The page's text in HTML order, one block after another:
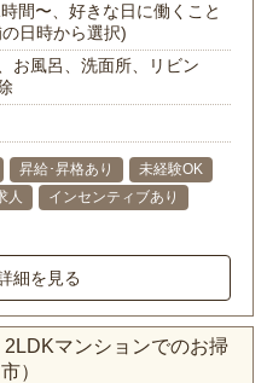
間〜、好きな日に働くこと
日時から選択)
お風呂、洗面所、リビン
昇給･昇格あり
未経験OK
人
インセンティブあり
細を見る
マンションでのお掃
）